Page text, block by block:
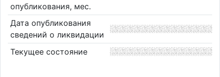
опубликования, мес.
Дата опубликования
сведений о ликвидации
Текущее состояние